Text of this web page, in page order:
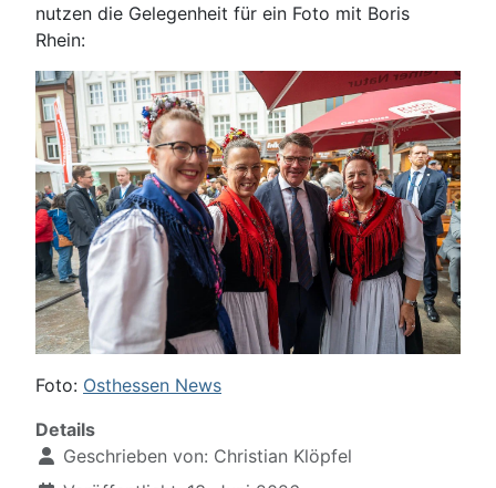
nutzen die Gelegenheit für ein Foto mit Boris
Rhein:
Foto: Osthessen News
Details
Geschrieben von: Christian Klöpfel